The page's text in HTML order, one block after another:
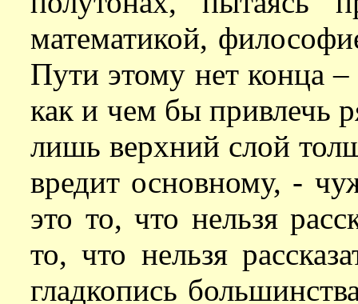
математикой,
Пути этому нет конца
как и чем бы привлечь
лишь верхний слой
вредит основному, -
это то, что нельзя
то, что нельзя
гладкопись